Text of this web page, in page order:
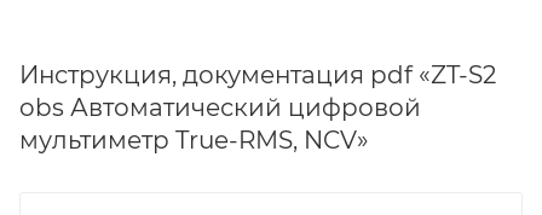
Инструкция, документация pdf «ZT-S2
obs Автоматический цифровой
мультиметр True-RMS, NCV»